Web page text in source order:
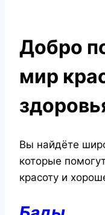
Добро
мир
Вы найдёте
которые
красоту и